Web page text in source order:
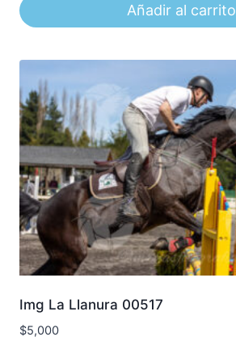
Añadir al carrito
Img La Llanura 00517
$5,000